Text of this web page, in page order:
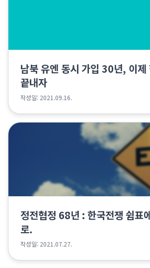
남북 유엔 동시 가입 30년, 이제
끝내자
작성일: 2021.09.16.
정전협정 68년 : 한국전쟁 쉼표
로.
작성일: 2021.07.27.